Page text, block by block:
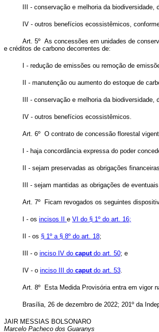
III - conservação e melhoria da biodiversidade,
IV - outros benefícios ecossistêmicos,
Art. 5º As concessões em unidades de
e créditos de carbono decorrentes de:
I - redução de emissões ou remoção de
II - manutenção ou aumento do estoque de
III - conservação e melhoria da biodiversidade,
IV - outros benefícios ecossistêmicos.
Art. 6º O contrato de concessão florestal
I - haja concordância expressa do poder
II - sejam preservadas as obrigações
III - sejam mantidas as obrigações de
Art. 7º Ficam revogados os seguintes
I - os incisos II e VI do § 1º do art. 16;
II - os § 1º a § 8º do art. 18;
III - o inciso IV do caputdo art. 50; e
IV - o inciso III do caputdo art. 53.
Art. 8º Esta Medida Provisória entra em vigor
Brasília, 26 de dezembro de 2022; 201º da
JAIR MESSIAS BOLSONARO
Marcelo Pacheco dos Guaranys